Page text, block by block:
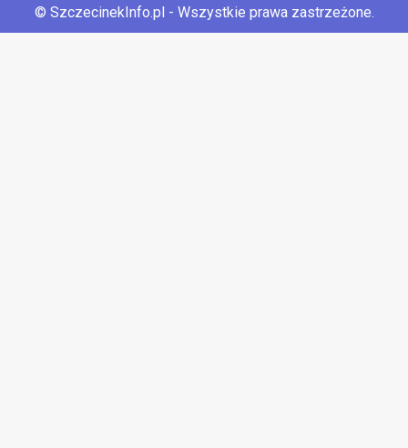
© SzczecinekInfo.pl - Wszystkie prawa zastrzeżone.